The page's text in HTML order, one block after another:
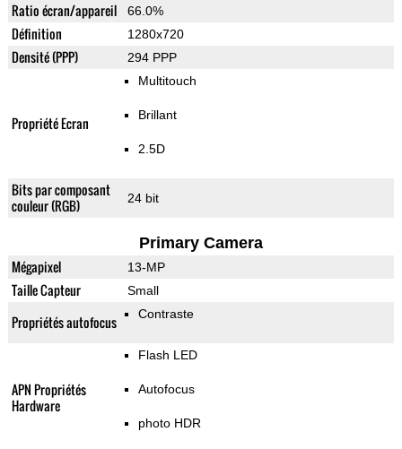
Ratio écran/appareil 66.0%
Définition 1280x720
Densité (PPP) 294 PPP
Propriété Ecran
Multitouch
Brillant
2.5D
Bits par composant
couleur (RGB)
24 bit
Primary Camera
Mégapixel 13-MP
Taille Capteur Small
Propriétés autofocus Contraste
APN Propriétés
Hardware
Flash LED
Autofocus
photo HDR